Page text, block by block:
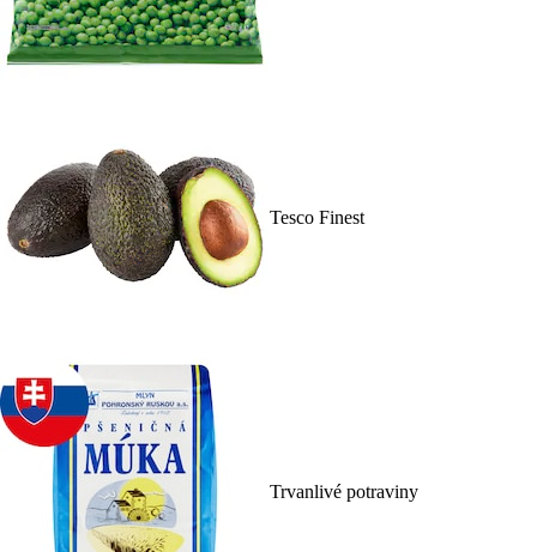
Tesco Finest
Trvanlivé potraviny